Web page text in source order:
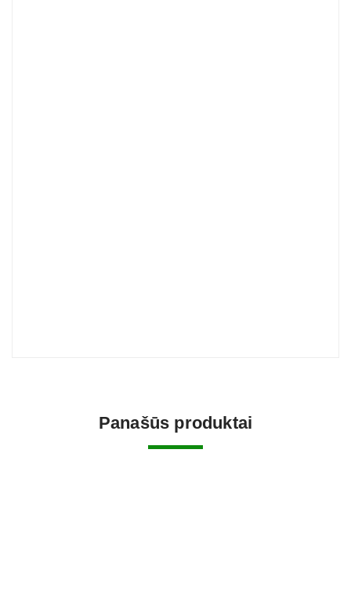
Panašūs produktai